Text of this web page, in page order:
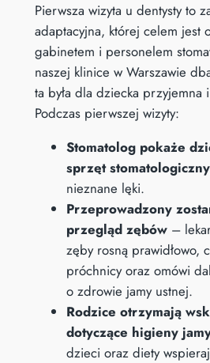
Pierwsza wizyta u dentysty to
adaptacyjna, której celem jest
gabinetem i personelem
naszej klinice w Warszawie
ta była dla dziecka przyjemna
Podczas pierwszej wizyty:
Stomatolog pokaże
sprzęt stomatologiczny
nieznane lęki.
Przeprowadzony
przegląd zębów–
zęby rosną prawidłowo,
próchnicy oraz omówi
o zdrowie jamy ustnej.
Rodzice otrzymają
dotyczące higieny
dzieci oraz diety